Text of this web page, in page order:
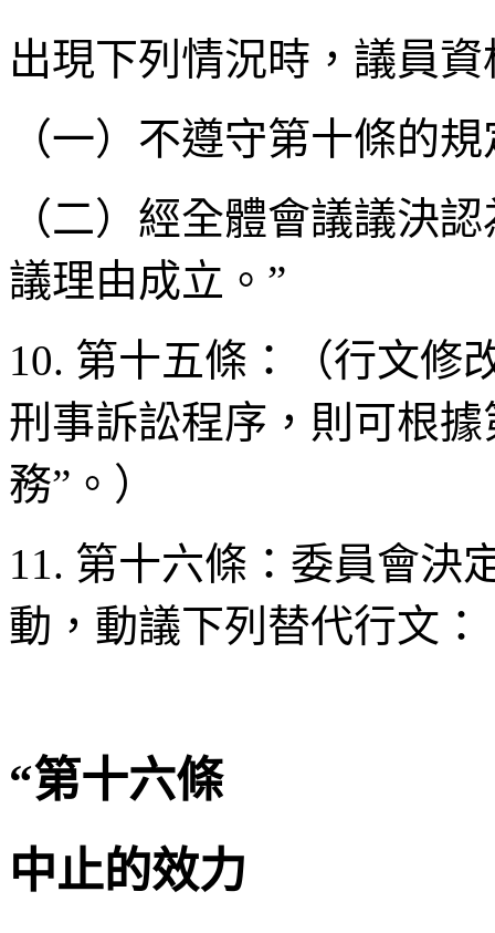
出現下列情況時，議員
（一）不遵守第十條的
（二）經全體會議議決
議理由成立。”
10. 第十五條：（行文修
刑事訴訟程序，則可根
務”。）
11. 第十六條：委員會決
動，動議下列替代行文：
“第十六條
中止的效力